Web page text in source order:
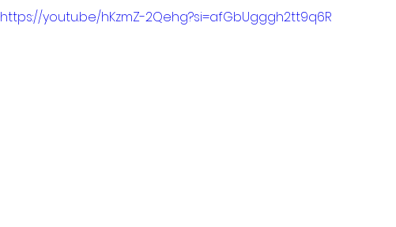
https://youtu.be/hKzmZ-2Qehg?si=afGbUgggh2tt9q6R